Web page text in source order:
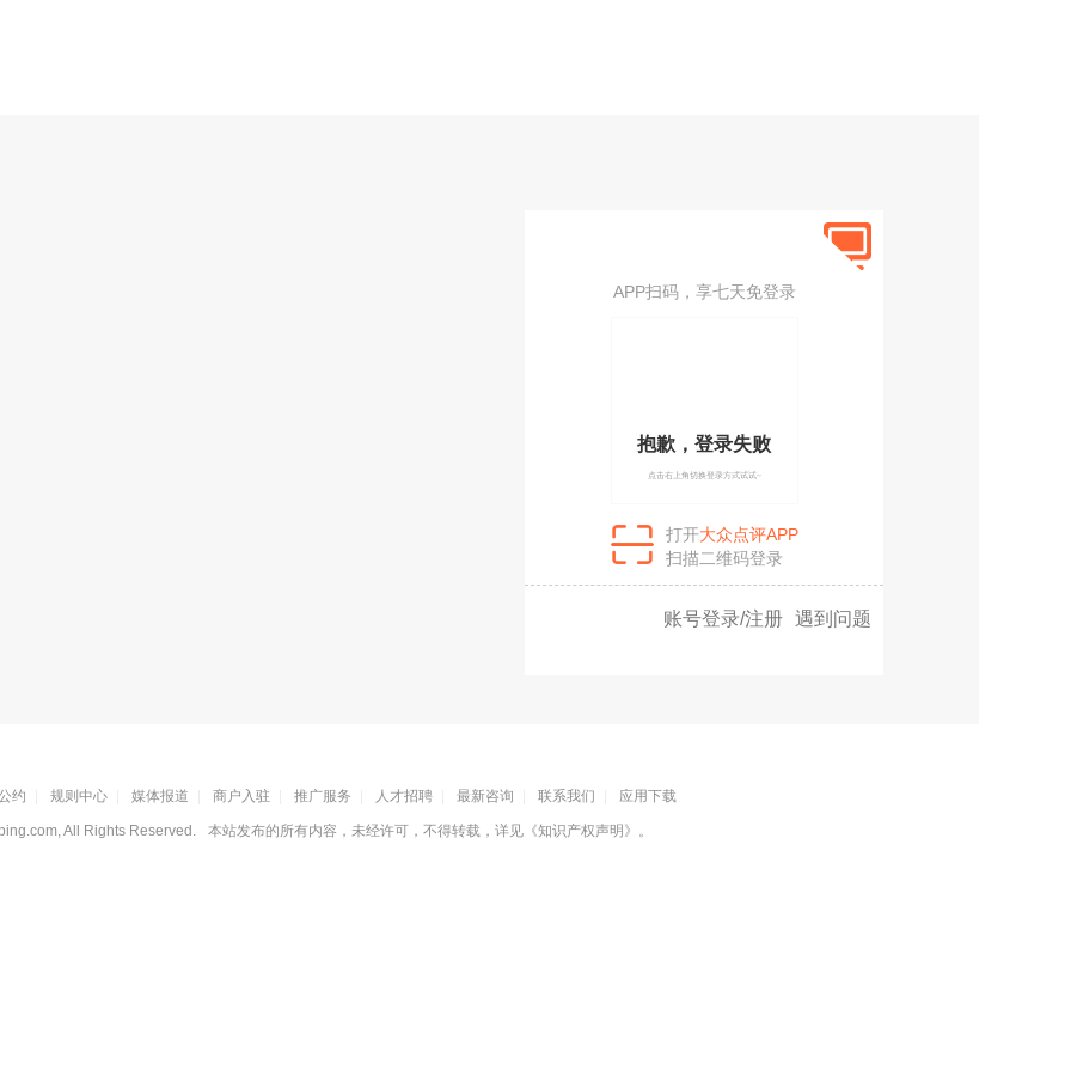
APP扫码，享七天免登录
抱歉，登录失败
点击右上角切换登录方式试试~
打开大众点评APP
扫描二维码登录
账号登录/注册 遇到问题
约 规则中心 媒体报道 商户入驻 推广服务 人才招聘 最新咨询 联系我们 应用下载
All Rights Reserved. 本站发布的所有内容，未经许可，不得转载，详见 《知识产权声明》 。